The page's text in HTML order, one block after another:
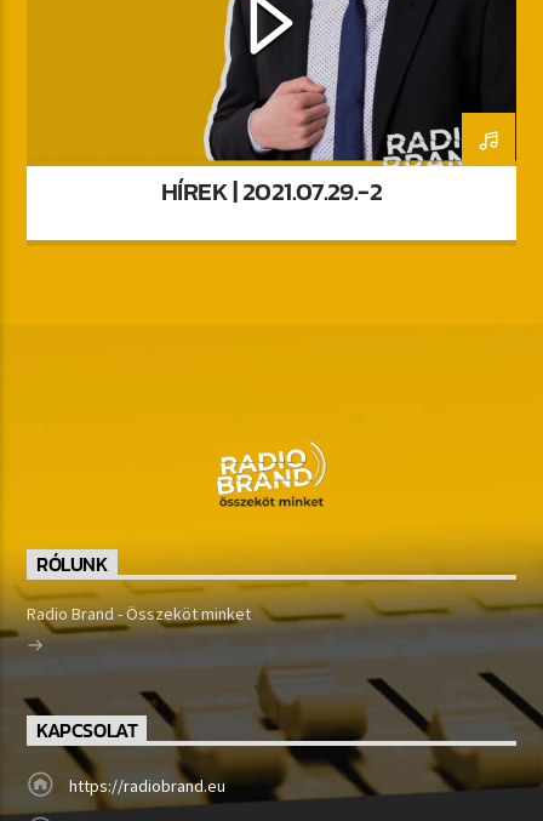
HÍREK | 2021.07.29.-2
RÓLUNK
Radio Brand - Összeköt minket
KAPCSOLAT
https://radiobrand.eu